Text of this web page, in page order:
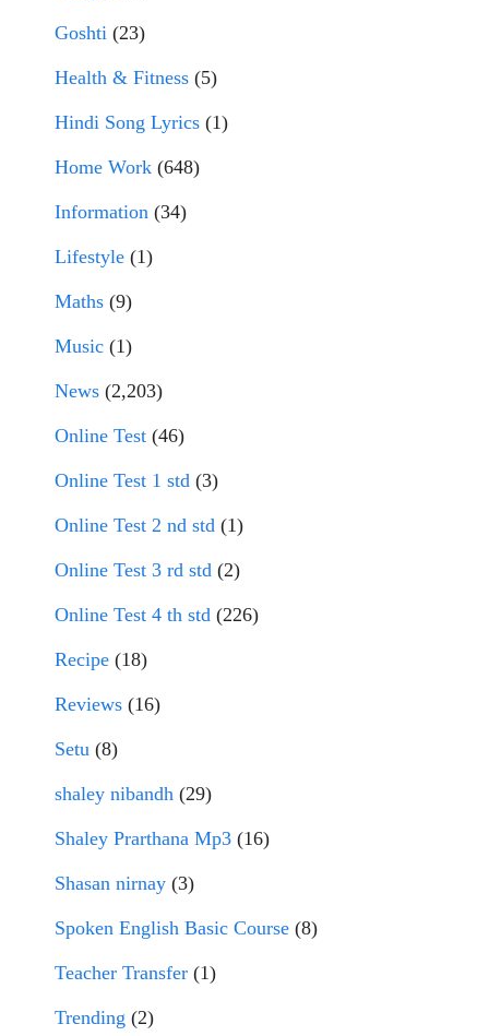
Goshti (23)
Health & Fitness (5)
Hindi Song Lyrics (1)
Home Work (648)
Information (34)
Lifestyle (1)
Maths (9)
Music (1)
News (2,203)
Online Test (46)
Online Test 1 std (3)
Online Test 2 nd std (1)
Online Test 3 rd std (2)
Online Test 4 th std (226)
Recipe (18)
Reviews (16)
Setu (8)
shaley nibandh (29)
Shaley Prarthana Mp3 (16)
Shasan nirnay (3)
Spoken English Basic Course (8)
Teacher Transfer (1)
Trending (2)